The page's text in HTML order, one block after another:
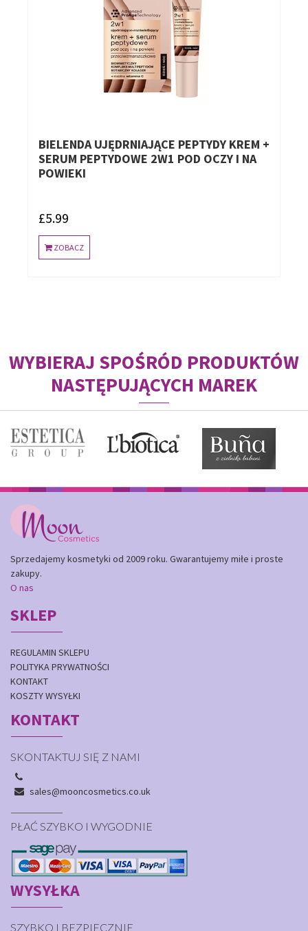
BIELENDA UJĘDRNIAJĄCE PEPTYDY KREM +
SERUM PEPTYDOWE 2W1 POD OCZY I NA
POWIEKI
£5.99
ZOBACZ
WYBIERAJ SPOŚRÓD PRODUKTÓW
NASTĘPUJĄCYCH MAREK
Sprzedajemy kosmetyki od 2009 roku. Gwarantujemy miłe i proste
zakupy.
O nas
SKLEP
REGULAMIN SKLEPU
POLITYKA PRYWATNOŚCI
KONTAKT
KOSZTY WYSYŁKI
KONTAKT
SKONTAKTUJ SIĘ Z NAMI
sales@mooncosmetics.co.uk
PŁAĆ SZYBKO I WYGODNIE
WYSYŁKA
SZYBKO I BEZPIECZNIE